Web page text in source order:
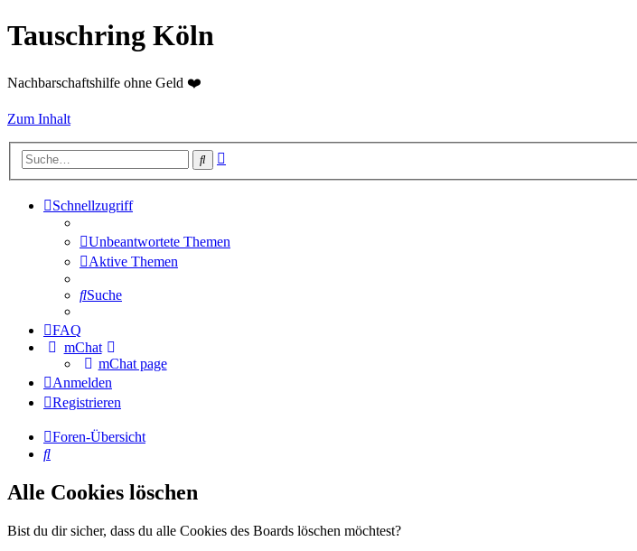
Tauschring Köln
Nachbarschaftshilfe ohne Geld ❤️
Zum Inhalt
Suche
Schnellzugriff
Unbeantwortete Themen
Aktive Themen
Suche
FAQ
mChat
mChat page
Anmelden
Registrieren
Foren-Übersicht
Suche
Alle Cookies löschen
Bist du dir sicher, dass du alle Cookies des Boards löschen möchtest?